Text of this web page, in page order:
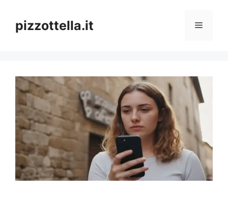
contenuto
pizzottella.it Menu